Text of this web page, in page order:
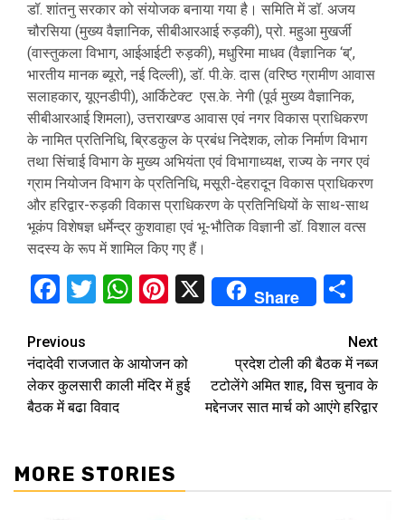
डॉ. शांतनु सरकार को संयोजक बनाया गया है। समिति में डॉ. अजय
चौरसिया (मुख्य वैज्ञानिक, सीबीआरआई रुड़की), प्रो. महुआ मुखर्जी
(वास्तुकला विभाग, आईआईटी रुड़की), मधुरिमा माधव (वैज्ञानिक ‘ब्’,
भारतीय मानक ब्यूरो, नई दिल्ली), डॉ. पी.के. दास (वरिष्ठ ग्रामीण आवास
सलाहकार, यूएनडीपी), आर्किटेक्ट एस.के. नेगी (पूर्व मुख्य वैज्ञानिक,
सीबीआरआई शिमला), उत्तराखण्ड आवास एवं नगर विकास प्राधिकरण
के नामित प्रतिनिधि, ब्रिडकुल के प्रबंध निदेशक, लोक निर्माण विभाग
तथा सिंचाई विभाग के मुख्य अभियंता एवं विभागाध्यक्ष, राज्य के नगर एवं
ग्राम नियोजन विभाग के प्रतिनिधि, मसूरी-देहरादून विकास प्राधिकरण
और हरिद्वार-रुड़की विकास प्राधिकरण के प्रतिनिधियों के साथ-साथ
भूकंप विशेषज्ञ धर्मेन्द्र कुशवाहा एवं भू-भौतिक विज्ञानी डॉ. विशाल वत्स
सदस्य के रूप में शामिल किए गए हैं।
Facebook
Twitter
WhatsApp
Pinterest
X Share
Continue
Reading
Previous
नंदादेवी राजजात के आयोजन को
लेकर कुलसारी काली मंदिर में हुई
बैठक में बढा विवाद
Next
प्रदेश टोली की बैठक में नब्ज
टटोलेंगे अमित शाह, विस चुनाव के
मद्देनजर सात मार्च को आएंगे हरिद्वार
MORE STORIES